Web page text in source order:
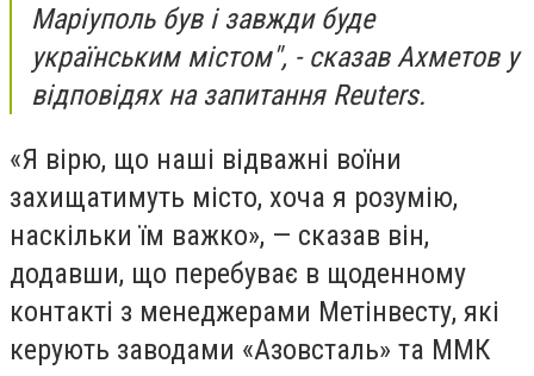
Маріуполь був і завжди буде
українським містом", - сказав Ахметов у
відповідях на запитання Reuters.
«Я вірю, що наші відважні воїни
захищатимуть місто, хоча я розумію,
наскільки їм важко», — сказав він,
додавши, що перебуває в щоденному
контакті з менеджерами Метінвесту, які
керують заводами «Азовсталь» та ММК